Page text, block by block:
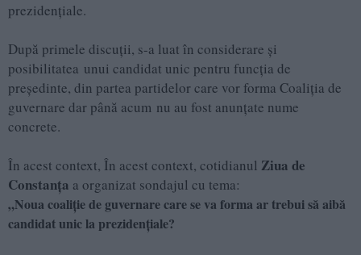
prezidențiale.
După primele discuții, s-a luat în considerare și
posibilitatea unui candidat unic pentru funcția de
președinte, din partea partidelor care vor forma Coaliția de
guvernare dar până acum nu au fost anunțate nume
concrete.
În acest context, În acest context, cotidianul Ziua de
Constanța a organizat sondajul cu tema:
„Noua coaliţie de guvernare care se va forma ar trebui să aibă
candidat unic la prezidenţiale?